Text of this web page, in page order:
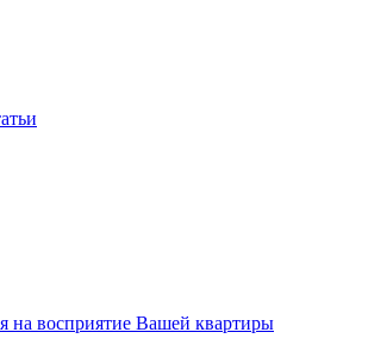
на восприятие Вашей квартиры